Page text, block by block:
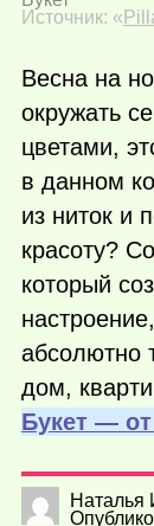
Источник: «
Весна на
окружать
цветами,
в данном
из ниток и
красоту?
который
абсолютно
дом,
Букет —
Наталья